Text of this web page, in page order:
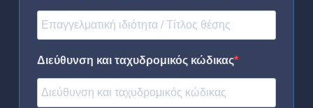
Διεύθυνση και ταχυδρομικός κώδικας